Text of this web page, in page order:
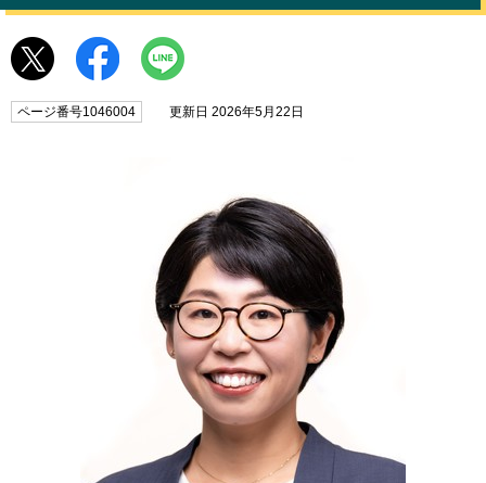
ページ番号1046004 更新日 2026年5月22日